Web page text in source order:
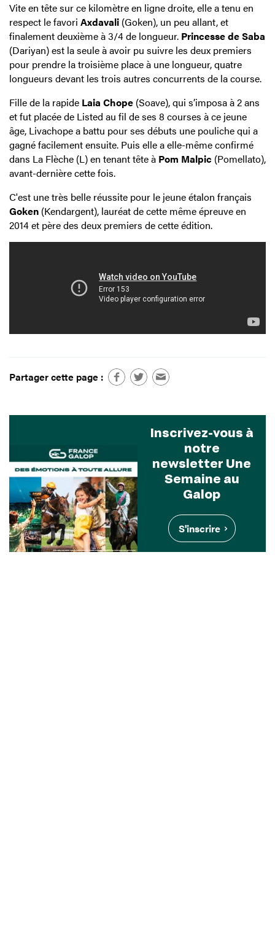
Vite en tête sur ce kilomètre en ligne droite, elle a tenu en
respect le favori Axdavali (Goken), un peu allant, et
finalement deuxième à 3/4 de longueur. Princesse de Saba
(Dariyan) est la seule à avoir pu suivre les deux premiers
pour prendre la troisième place à une longueur, quatre
longueurs devant les trois autres concurrents de la course.
Fille de la rapide Laia Chope (Soave), qui s’imposa à 2 ans
et fut placée de Listed au fil de ses 8 courses à ce jeune
âge, Livachope a battu pour ses débuts une pouliche qui a
gagné facilement ensuite. Puis elle a elle-même confirmé
dans La Flèche (L) en tenant tête à Pom Malpic (Pomellato),
avant-dernière cette fois.
C'est une très belle réussite pour le jeune étalon français
Goken (Kendargent), lauréat de cette même épreuve en
2014 et père des deux premiers de cette édition.
Partager cette page :
Inscrivez-vous à
notre
newsletter Une
Semaine au
Galop
S'inscrire